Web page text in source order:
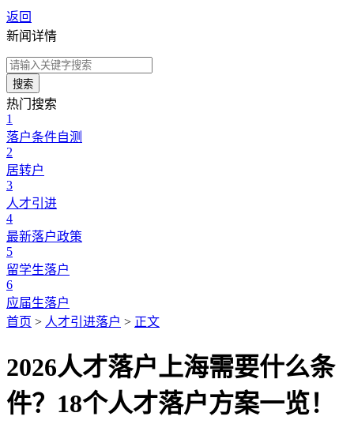
返回
新闻详情
搜索
热门搜索
1
落户条件自测
2
居转户
3
人才引进
4
最新落户政策
5
留学生落户
6
应届生落户
首页 > 人才引进落户 > 正文
2026人才落户上海需要什么条
件？18个人才落户方案一览！